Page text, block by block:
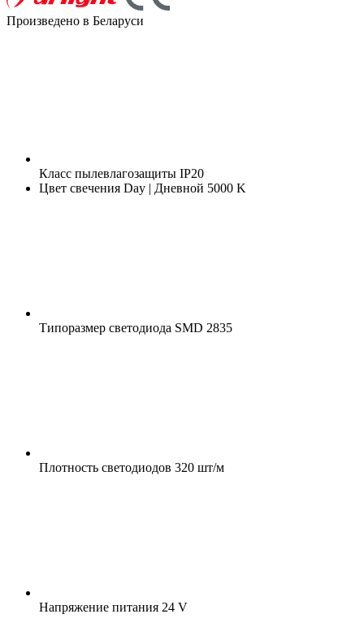
Произведено в Беларуси
Класс пылевлагозащиты IP20
Цвет свечения Day | Дневной 5000 K
Типоразмер светодиода SMD 2835
Плотность светодиодов 320 шт/м
Напряжение питания 24 V